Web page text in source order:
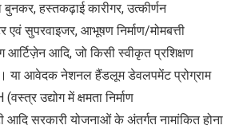
हस्तकढ़ाई कारीगर, उत्कीर्णन
एवं सुपरवाइजर, आभूषण निर्माण/मोमबत्ती
आर्टिज़ेन आदि, जो किसी स्वीकृत प्रशिक्षण
या आवेदक नेशनल हैंडलूम डेवलपमेंट प्रोग्राम
उद्योग में क्षमता निर्माण
सरकारी योजनाओं के अंतर्गत नामांकित होना